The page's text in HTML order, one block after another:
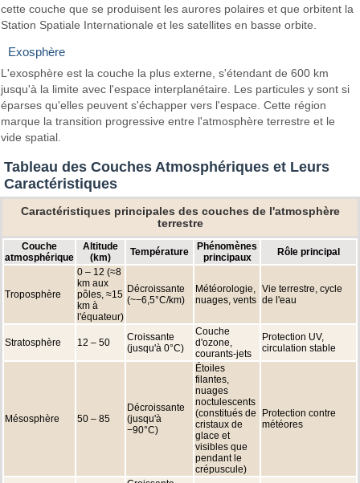
cette couche que se produisent les aurores polaires et que orbitent la
Station Spatiale Internationale et les satellites en basse orbite.
Exosphère
L'exosphère est la couche la plus externe, s'étendant de 600 km
jusqu'à la limite avec l'espace interplanétaire. Les particules y sont si
éparses qu'elles peuvent s'échapper vers l'espace. Cette région
marque la transition progressive entre l'atmosphère terrestre et le
vide spatial.
Tableau des Couches Atmosphériques et Leurs
Caractéristiques
Caractéristiques principales des couches de l'atmosphère
terrestre
Couche
atmosphérique
Altitude
(km)
Température
Phénomènes
principaux
Rôle principal
Troposphère
0 – 12 (≈8
km aux
pôles, ≈15
km à
l'équateur)
Décroissante
(~−6,5°C/km)
Météorologie,
nuages, vents
Vie terrestre, cycle
de l'eau
Stratosphère 12 – 50
Croissante
(jusqu'à 0°C)
Couche
d'ozone,
courants-jets
Protection UV,
circulation stable
Mésosphère 50 – 85
Décroissante
(jusqu'à
−90°C)
Étoiles
filantes,
nuages
noctulescents
(constitués de
cristaux de
glace et
visibles que
pendant le
crépuscule)
Protection contre
météores